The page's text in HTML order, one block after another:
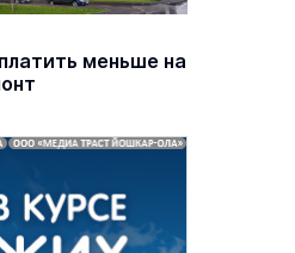
меньше на